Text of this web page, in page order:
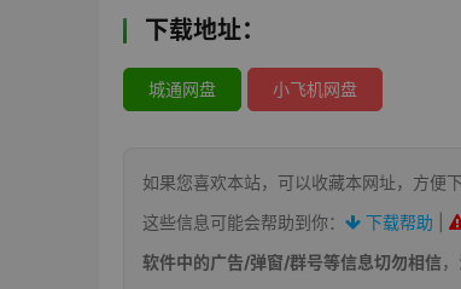
下载地址：
城通网盘 小飞机网盘
如果您喜欢本站，可以收藏本网址，方便下
这些信息可能会帮助到你：
下载帮助
软件中的广告/弹窗/群号等信息切勿相信